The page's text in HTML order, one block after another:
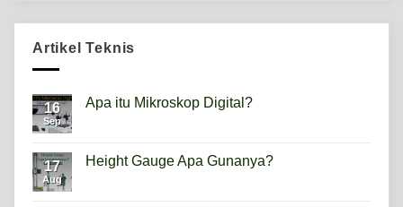
Artikel Teknis
16
Sep
Apa itu Mikroskop Digital?
Apa
itu
17
Aug
Height Gauge Apa Gunanya?